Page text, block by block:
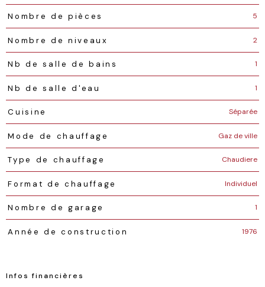
Nombre de pièces 5
Nombre de niveaux 2
Nb de salle de bains 1
Nb de salle d'eau 1
Cuisine Séparée
Mode de chauffage Gaz de ville
Type de chauffage Chaudiere
Format de chauffage Individuel
Nombre de garage 1
Année de construction 1976
Infos financières